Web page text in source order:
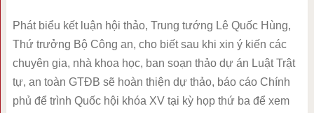
Phát biểu kết luận hội thảo, Trung tướng Lê Quốc Hùng,
Thứ trưởng Bộ Công an, cho biết sau khi xin ý kiến các
chuyên gia, nhà khoa học, ban soạn thảo dự án Luật Trật
tự, an toàn GTĐB sẽ hoàn thiện dự thảo, báo cáo Chính
phủ để trình Quốc hội khóa XV tại kỳ họp thứ ba để xem